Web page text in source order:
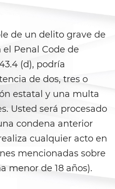
By Force/Fear
Solicitation
de un delito grave de
Penal Code de
(d), podría
de dos, tres o
estatal y una multa
Usted será procesado
condena anterior
cualquier acto en
mencionadas sobre
menor de 18 años).